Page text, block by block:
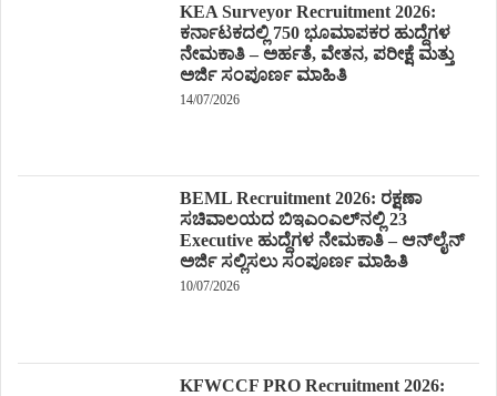
KEA Surveyor Recruitment 2026:
ಕರ್ನಾಟಕದಲ್ಲಿ 750 ಭೂಮಾಪಕರ ಹುದ್ದೆಗಳ
ನೇಮಕಾತಿ – ಅರ್ಹತೆ, ವೇತನ, ಪರೀಕ್ಷೆ ಮತ್ತು
ಅರ್ಜಿ ಸಂಪೂರ್ಣ ಮಾಹಿತಿ
14/07/2026
BEML Recruitment 2026: ರಕ್ಷಣಾ
ಸಚಿವಾಲಯದ ಬಿಇಎಂಎಲ್‌ನಲ್ಲಿ 23
Executive ಹುದ್ದೆಗಳ ನೇಮಕಾತಿ – ಆನ್‌ಲೈನ್
ಅರ್ಜಿ ಸಲ್ಲಿಸಲು ಸಂಪೂರ್ಣ ಮಾಹಿತಿ
10/07/2026
KFWCCF PRO Recruitment 2026: